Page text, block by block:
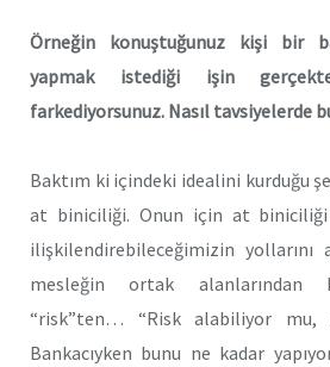
Örneğin konuştuğunuz kişi bir
yapmak istediği işin
farkediyorsunuz. Nasıl tavsiyelerde
Baktım ki içindeki idealini kurduğu
at biniciliği. Onun için at biniciliği
ilişkilendirebileceğimizin yollarını
mesleğin ortak alanlarından
“risk”ten… “Risk alabiliyor mu,
Bankacıyken bunu ne kadar